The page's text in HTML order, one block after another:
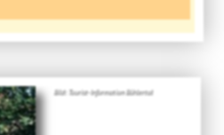
Bild: Tourist-Information Bühlertal